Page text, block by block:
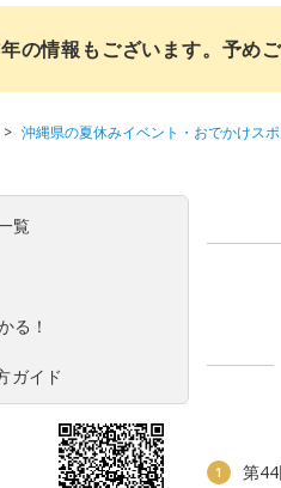
情報もございます。予めご
沖縄県の夏休みイベント・おでかけスポ
覧
る！
ガイド
1 第